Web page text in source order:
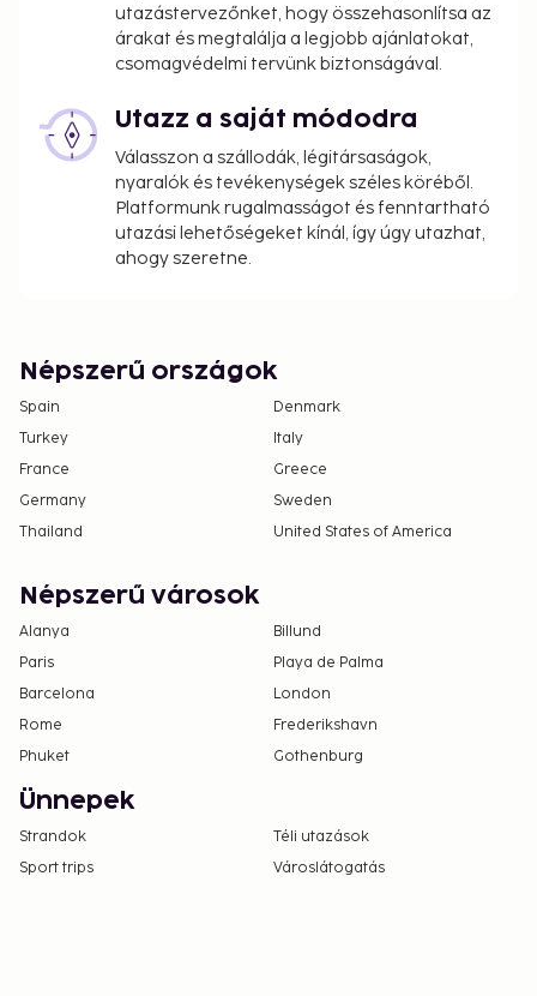
Early check-in is available for a fee (subject to
Late check-out is available for a fee (subject to
availability)
The above list may not be comprehensive. Fees and
deposits may not include tax and are subject to
utazástervezőnket, hogy összehasonlítsa az
árakat és megtalálja a legjobb ajánlatokat,
csomagvédelmi tervünk biztonságával.
Utazz a saját módodra
Válasszon a szállodák, légitársaságok,
nyaralók és tevékenységek széles köréből.
Platformunk rugalmasságot és fenntartható
utazási lehetőségeket kínál, így úgy utazhat,
ahogy szeretne.
Népszerű országok
Spain
Denmark
Turkey
Italy
France
Greece
Germany
Sweden
Thailand
United States of America
Népszerű városok
Alanya
Billund
Paris
Playa de Palma
Barcelona
London
Rome
Frederikshavn
Phuket
Gothenburg
Ünnepek
Strandok
Téli utazások
Sport trips
Városlátogatás